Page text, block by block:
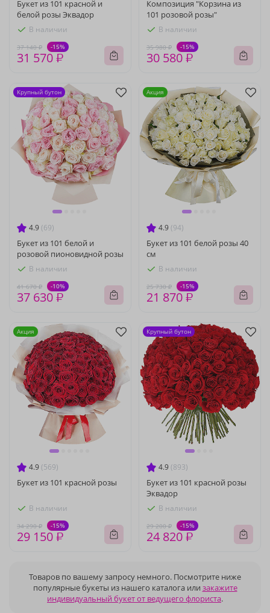
Букет из 101 красной и
белой розы Эквадор
В наличии
37 140 ₽ -15%
31 570 ₽
Композиция "Корзина из
101 розовой розы"
В наличии
35 980 ₽ -15%
30 580 ₽
4.9 (69)
Букет из 101 белой и
розовой пионовидной розы
В наличии
41 670 ₽ -10%
37 630 ₽
Крупный бутон
4.9 (94)
Букет из 101 белой розы 40
см
В наличии
25 730 ₽ -15%
21 870 ₽
Акция
4.9 (569)
Букет из 101 красной розы
В наличии
34 290 ₽ -15%
29 150 ₽
Акция
4.9 (893)
Букет из 101 красной розы
Эквадор
В наличии
29 200 ₽ -15%
24 820 ₽
Крупный бутон
Товаров по вашему запросу немного. Посмотрите ниже
популярные букеты из нашего каталога или закажите
индивидуальный букет от ведущего флориста.